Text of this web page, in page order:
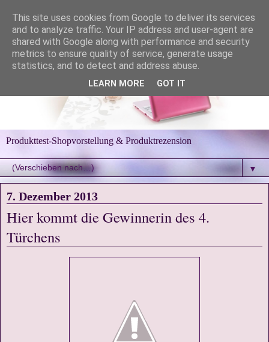
Produkttest-Shopvorstellung & Produktrezension
▼
7. Dezember 2013
Hier kommt die Gewinnerin des 4.
Türchens
This site uses cookies from Google to deliver its services
and to analyze traffic. Your IP address and user-agent are
shared with Google along with performance and security
metrics to ensure quality of service, generate usage
statistics, and to detect and address abuse.
LEARN MORE GOT IT